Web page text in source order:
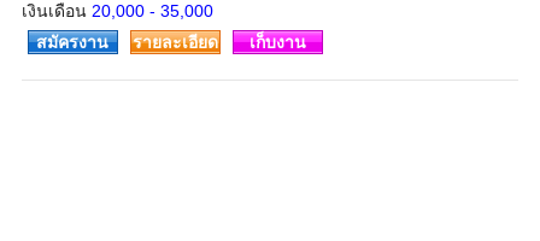
เงินเดือน 20,000 - 35,000
สมัครงาน รายละเอียด เก็บงาน